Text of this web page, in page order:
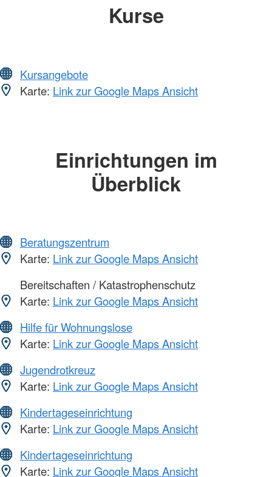
Kurse
Kursangebote
Karte: Link zur Google Maps Ansicht
Einrichtungen im
Überblick
Beratungszentrum
Karte: Link zur Google Maps Ansicht
Bereitschaften / Katastrophenschutz
Karte: Link zur Google Maps Ansicht
Hilfe für Wohnungslose
Karte: Link zur Google Maps Ansicht
Jugendrotkreuz
Karte: Link zur Google Maps Ansicht
Kindertageseinrichtung
Karte: Link zur Google Maps Ansicht
Kindertageseinrichtung
Karte: Link zur Google Maps Ansicht